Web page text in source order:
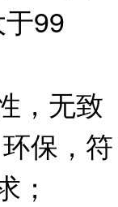
99
，无致
保，符
；